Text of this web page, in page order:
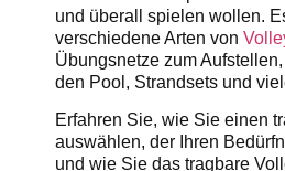
und überall spielen wollen.
verschiedene Arten von
Übungsnetze zum
den Pool, Strandsets und
Erfahren Sie, wie Sie einen
auswählen, der Ihren
und wie Sie das tragbare